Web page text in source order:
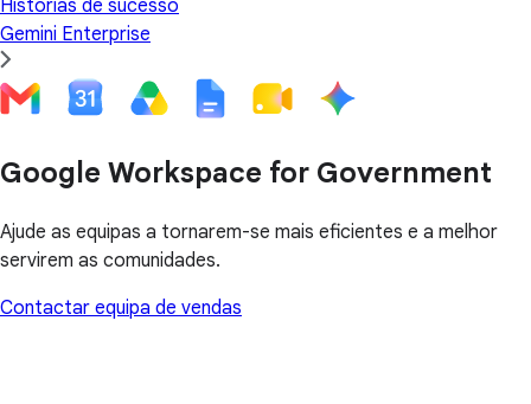
Histórias de sucesso
Gemini Enterprise
Google Workspace for Government
Ajude as equipas a tornarem-se mais eficientes e a melhor
servirem as comunidades.
Contactar equipa de vendas